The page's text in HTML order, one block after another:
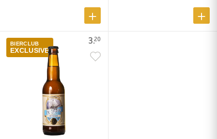
3.20
BIERCLUB
EXCLUSIVE